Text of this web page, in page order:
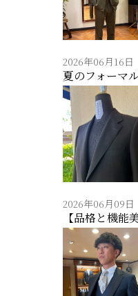
2026年06月16日
夏のフォーマ
2026年06月09日
【品格と機能